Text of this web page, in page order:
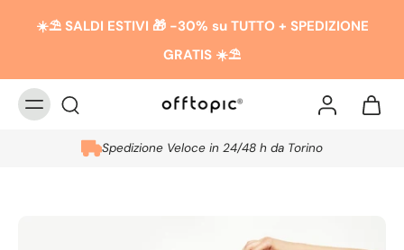
☀️​​⛱️ SALDI ESTIVI 🎁 -30% su TUTTO + SPEDIZIONE
GRATIS ☀️​​⛱️
Spedizione Veloce in 24/48 h da Torino